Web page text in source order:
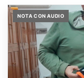
NOTA CON AUDIO